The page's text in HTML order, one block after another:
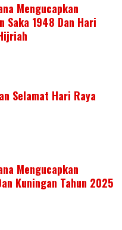
Mengucapkan
Saka 1948 Dan Hari
Selamat Hari Raya
Mengucapkan
Kuningan Tahun 2025